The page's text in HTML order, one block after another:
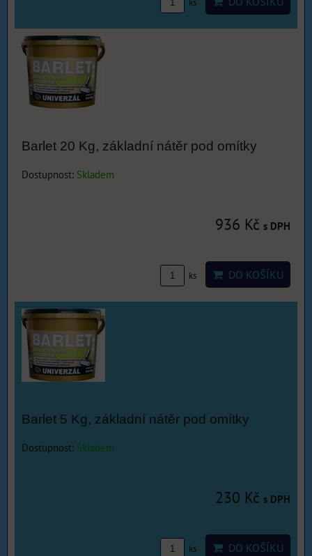
ks
Barlet 20 Kg, základní nátěr pod omítky
Dostupnost: Skladem
936 Kč s DPH
ks DO KOŠÍKU
Barlet 5 Kg, základní nátěr pod omítky
Dostupnost: Skladem
230 Kč s DPH
ks DO KOŠÍKU